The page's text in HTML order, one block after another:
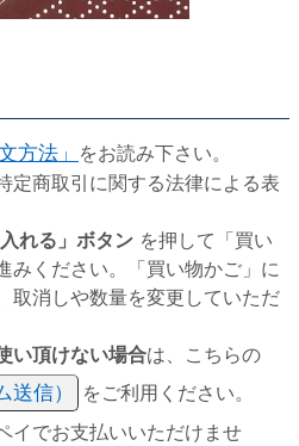
方法」
をお読み下さい。
定商取引に関する法律による表
入れる」ボタン を押して「買い
みください。「買い物かご」に
取消しや数量を変更していただ
い頂けない場合は、こちらの
信）
をご利用ください。
イでお支払いいただけませ